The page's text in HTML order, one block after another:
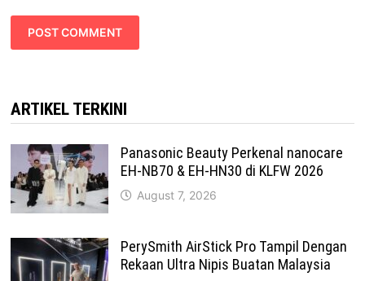
ARTIKEL TERKINI
Panasonic Beauty Perkenal nanocare
EH-NB70 & EH-HN30 di KLFW 2026
August 7, 2026
PerySmith AirStick Pro Tampil Dengan
Rekaan Ultra Nipis Buatan Malaysia